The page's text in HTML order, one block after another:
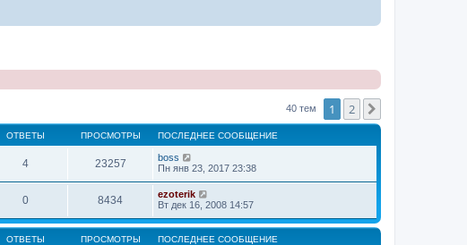
40 тем 1 2
ОТВЕТЫ ПРОСМОТРЫ ПОСЛЕДНЕЕ СООБЩЕНИЕ
4 23257
boss
Пн янв 23, 2017 23:38
0 8434
ezoterik
Вт дек 16, 2008 14:57
ОТВЕТЫ ПРОСМОТРЫ ПОСЛЕДНЕЕ СООБЩЕНИЕ